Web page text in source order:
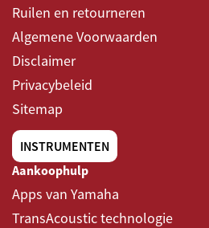
Ruilen en retourneren
Algemene Voorwaarden
Disclaimer
Privacybeleid
Sitemap
INSTRUMENTEN
Aankoophulp
Apps van Yamaha
TransAcoustic technologie